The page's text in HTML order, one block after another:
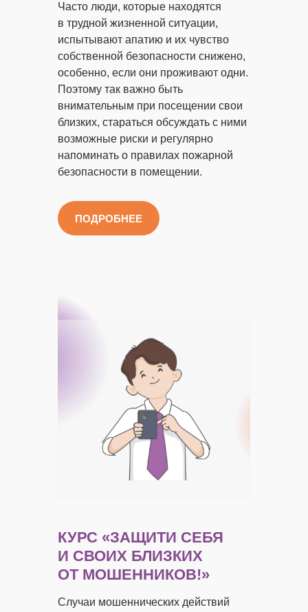
Часто люди, которые находятся
в трудной жизненной ситуации,
испытывают апатию и их чувство
собственной безопасности снижено,
особенно, если они проживают одни.
Поэтому так важно быть
внимательным при посещении свои
близких, стараться обсуждать с ними
возможные риски и регулярно
напоминать о правилах пожарной
безопасности в помещении.
ПОДРОБНЕЕ
КУРС «ЗАЩИТИ СЕБЯ
И СВОИХ БЛИЗКИХ
ОТ МОШЕННИКОВ!»
Случаи мошеннических действий